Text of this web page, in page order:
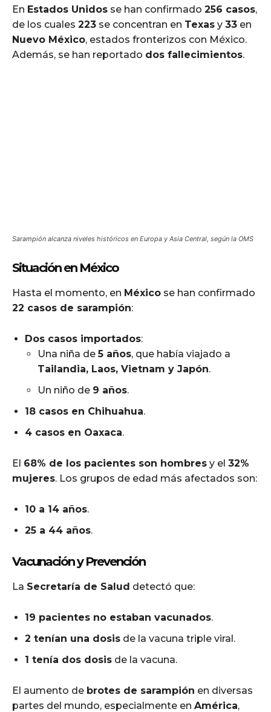
En Estados Unidos se han confirmado 256 casos,
de los cuales 223 se concentran en Texas y 33 en
Nuevo México, estados fronterizos con México.
Además, se han reportado dos fallecimientos.
Sarampión alcanza niveles históricos en Europa y Asia Central, según la OMS
Situación en México
Hasta el momento, en México se han confirmado
22 casos de sarampión:
Dos casos importados:
Una niña de5 años, que había viajado a
Tailandia, Laos, Vietnam y Japón.
Un niño de 9 años.
18 casos en Chihuahua.
4 casos en Oaxaca.
El 68% de los pacientes son hombres y el 32%
mujeres. Los grupos de edad más afectados son:
10 a 14 años.
25 a 44 años.
Vacunación y Prevención
La Secretaría de Salud detectó que:
19 pacientes no estaban vacunados.
2 tenían una dosis de la vacuna triple viral.
1 tenía dos dosis de la vacuna.
El aumento de brotes de sarampión en diversas
partes del mundo, especialmente en América,